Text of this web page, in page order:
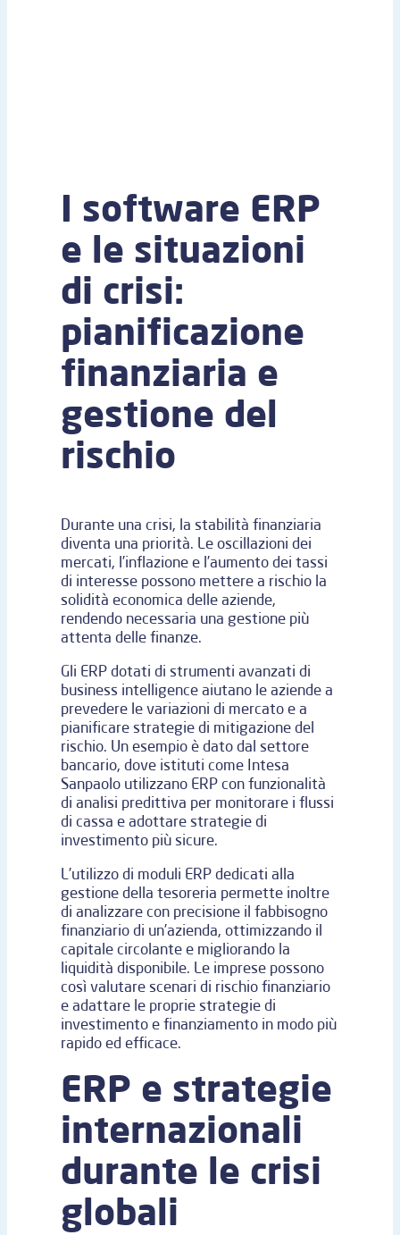
I software ERP
e le situazioni
di crisi:
pianificazione
finanziaria e
gestione del
rischio
Durante una crisi, la stabilità finanziaria
diventa una priorità. Le oscillazioni dei
mercati, l’inflazione e l’aumento dei tassi
di interesse possono mettere a rischio la
solidità economica delle aziende,
rendendo necessaria una gestione più
attenta delle finanze.
Gli ERP dotati di strumenti avanzati di
business intelligence aiutano le aziende a
prevedere le variazioni di mercato e a
pianificare strategie di mitigazione del
rischio. Un esempio è dato dal settore
bancario, dove istituti come Intesa
Sanpaolo utilizzano ERP con funzionalità
di analisi predittiva per monitorare i flussi
di cassa e adottare strategie di
investimento più sicure.
L’utilizzo di moduli ERP dedicati alla
gestione della tesoreria permette inoltre
di analizzare con precisione il fabbisogno
finanziario di un’azienda, ottimizzando il
capitale circolante e migliorando la
liquidità disponibile. Le imprese possono
così valutare scenari di rischio finanziario
e adattare le proprie strategie di
investimento e finanziamento in modo più
rapido ed efficace.
ERP e strategie
internazionali
durante le crisi
globali